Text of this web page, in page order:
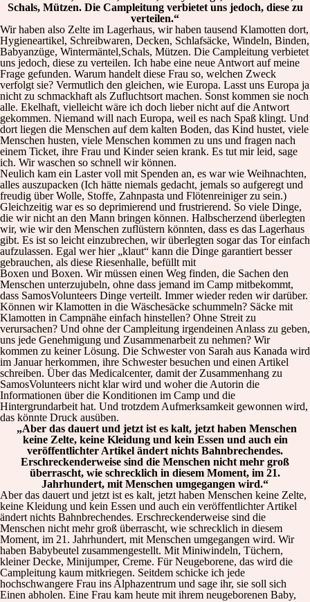
Schals, Mützen. Die Campleitung verbietet uns jedoch, diese zu
verteilen.“
Wir haben also Zelte im Lagerhaus, wir haben tausend Klamotten dort,
Hygieneartikel, Schreibwaren, Decken, Schlafsäcke, Windeln, Binden,
Babyanzüge, Wintermäntel,Schals, Mützen. Die Campleitung verbietet
uns jedoch, diese zu verteilen. Ich habe eine neue Antwort auf meine
Frage gefunden. Warum handelt diese Frau so, welchen Zweck
verfolgt sie? Vermutlich den gleichen, wie Europa. Lasst uns Europa ja
nicht zu schmackhaft als Zufluchtsort machen. Sonst kommen sie noch
alle. Ekelhaft, vielleicht wäre ich doch lieber nicht auf die Antwort
gekommen. Niemand will nach Europa, weil es nach Spaß klingt. Und
dort liegen die Menschen auf dem kalten Boden, das Kind hustet, viele
Menschen husten, viele Menschen kommen zu uns und fragen nach
einem Ticket, ihre Frau und Kinder seien krank. Es tut mir leid, sage
ich. Wir waschen so schnell wir können.
Neulich kam ein Laster voll mit Spenden an, es war wie Weihnachten,
alles auszupacken (Ich hätte niemals gedacht, jemals so aufgeregt und
freudig über Wolle, Stoffe, Zahnpasta und Flötenreiniger zu sein.)
Gleichzeitig war es so deprimierend und frustrierend. So viele Dinge,
die wir nicht an den Mann bringen können. Halbscherzend überlegten
wir, wie wir den Menschen zuflüstern könnten, dass es das Lagerhaus
gibt. Es ist so leicht einzubrechen, wir überlegten sogar das Tor einfach
aufzulassen. Egal wer hier „klaut“ kann die Dinge garantiert besser
gebrauchen, als diese Riesenhalle, befüllt mit
Boxen und Boxen. Wir müssen einen Weg finden, die Sachen den
Menschen unterzujubeln, ohne dass jemand im Camp mitbekommt,
dass SamosVolunteers Dinge verteilt. Immer wieder reden wir darüber.
Können wir Klamotten in die Wäschesäcke schummeln? Säcke mit
Klamotten in Campnähe einfach hinstellen? Ohne Streit zu
verursachen? Und ohne der Campleitung irgendeinen Anlass zu geben,
uns jede Genehmigung und Zusammenarbeit zu nehmen? Wir
kommen zu keiner Lösung. Die Schwester von Sarah aus Kanada wird
im Januar herkommen, ihre Schwester besuchen und einen Artikel
schreiben. Über das Medicalcenter, damit der Zusammenhang zu
SamosVolunteers nicht klar wird und woher die Autorin die
Informationen über die Konditionen im Camp und die
Hintergrundarbeit hat. Und trotzdem Aufmerksamkeit gewonnen wird,
das könnte Druck ausüben.
„Aber das dauert und jetzt ist es kalt, jetzt haben Menschen
keine Zelte, keine Kleidung und kein Essen und auch ein
veröffentlichter Artikel ändert nichts Bahnbrechendes.
Erschreckenderweise sind die Menschen nicht mehr groß
überrascht, wie schrecklich in diesem Moment, im 21.
Jahrhundert, mit Menschen umgegangen wird.“
Aber das dauert und jetzt ist es kalt, jetzt haben Menschen keine Zelte,
keine Kleidung und kein Essen und auch ein veröffentlichter Artikel
ändert nichts Bahnbrechendes. Erschreckenderweise sind die
Menschen nicht mehr groß überrascht, wie schrecklich in diesem
Moment, im 21. Jahrhundert, mit Menschen umgegangen wird. Wir
haben Babybeutel zusammengestellt. Mit Miniwindeln, Tüchern,
kleiner Decke, Minijumper, Creme. Für Neugeborene, das wird die
Campleitung kaum mitkriegen. Seitdem schicke ich jede
hochschwangere Frau ins Alphazentrum und sage ihr, sie soll sich
Einen abholen. Eine Frau kam heute mit ihrem neugeborenen Baby,